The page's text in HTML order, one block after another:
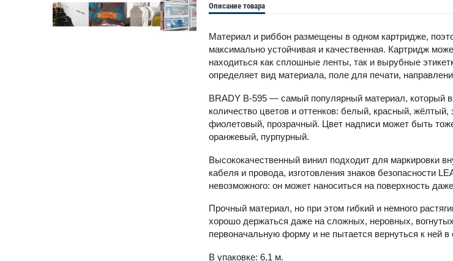
Описание товара
Материал и риббон размещены в одном картридже,
максимально устойчивая и качественная. Картридж
находиться как сплошные ленты, так и вырубные
определяет вид материала, поле для печати,
BRADY B-595 — самый популярный материал, который
количество цветов и оттенков: белый, красный,
фиолетовый, прозрачный. Цвет надписи может быть
оранжевый, пурпурный.
Высококачественный винил подходит для маркировки
кабеля и провода, изготовления знаков безопасности
невозможного: он может наноситься на поверхность
Прочный материал, но при этом гибкий и немного
хорошо держаться даже на сложных, неровных,
первоначальную форму и не пытается вернуться к ней
В упаковке: 6,1 м.